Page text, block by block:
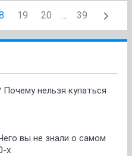
19 20 ... 39
нельзя купаться
вы не знали о самом
х